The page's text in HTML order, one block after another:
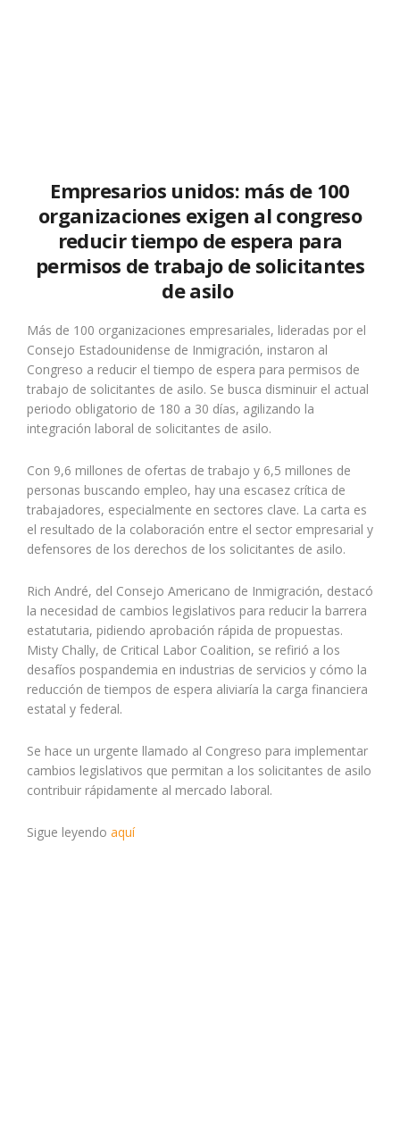
Empresarios unidos: más de 100
organizaciones exigen al congreso
reducir tiempo de espera para
permisos de trabajo de solicitantes
de asilo
Más de 100 organizaciones empresariales, lideradas por el
Consejo Estadounidense de Inmigración, instaron al
Congreso a reducir el tiempo de espera para permisos de
trabajo de solicitantes de asilo. Se busca disminuir el actual
periodo obligatorio de 180 a 30 días, agilizando la
integración laboral de solicitantes de asilo.
Con 9,6 millones de ofertas de trabajo y 6,5 millones de
personas buscando empleo, hay una escasez crítica de
trabajadores, especialmente en sectores clave. La carta es
el resultado de la colaboración entre el sector empresarial y
defensores de los derechos de los solicitantes de asilo.
Rich André, del Consejo Americano de Inmigración, destacó
la necesidad de cambios legislativos para reducir la barrera
estatutaria, pidiendo aprobación rápida de propuestas.
Misty Chally, de Critical Labor Coalition, se refirió a los
desafíos pospandemia en industrias de servicios y cómo la
reducción de tiempos de espera aliviaría la carga financiera
estatal y federal.
Se hace un urgente llamado al Congreso para implementar
cambios legislativos que permitan a los solicitantes de asilo
contribuir rápidamente al mercado laboral.
Sigue leyendo aquí